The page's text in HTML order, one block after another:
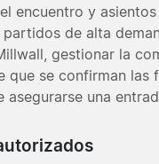
encuentro y
partidos de alta
gestionar la
que se confirman las
asegurarse una